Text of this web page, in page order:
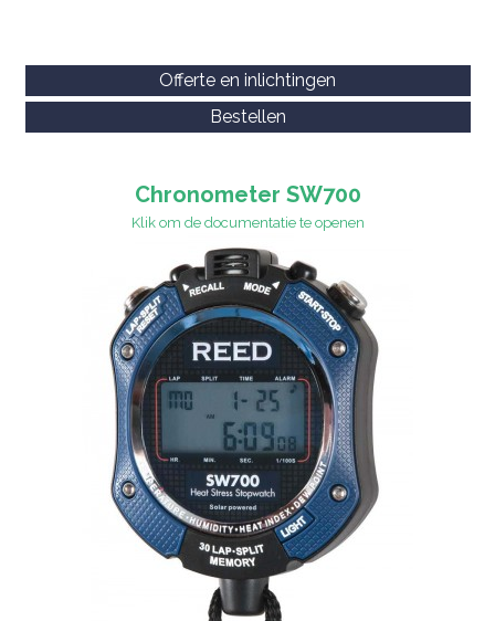
Offerte en inlichtingen
Bestellen
Chronometer SW700
Klik om de documentatie te openen